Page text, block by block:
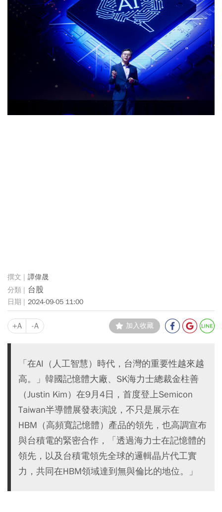
譚偉晟
台股
2024-09-05 11:00
+A -A 加入收藏
「在AI（人工智慧）時代，台灣的重要性越來越
高。」韓國記憶體大廠、SK海力士總裁金柱善
（Justin Kim）在9月4日，首度登上Semicon
Taiwan半導體展發表演說，不只是展示在
HBM（高頻寬記憶體）產品的領先，也高調宣布
與台積電的緊密合作，「透過海力士在記憶體的
領先，以及台積電領先全球的邏輯晶片代工實
力，共同在HBM領域達到無與倫比的地位。」